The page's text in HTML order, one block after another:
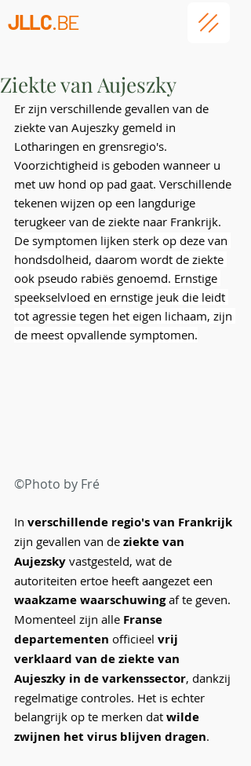
JLLC.BE
Ziekte van Aujeszky
Er zijn verschillende gevallen van de
ziekte van Aujeszky gemeld in
Lotharingen en grensregio's.
Voorzichtigheid is geboden wanneer u
met uw hond op pad gaat. Verschillende
tekenen wijzen op een langdurige
terugkeer van de ziekte naar Frankrijk.
De symptomen lijken sterk op deze van
hondsdolheid, daarom wordt de ziekte
ook pseudo rabiës genoemd. Ernstige
speekselvloed en ernstige jeuk die leidt
tot agressie tegen het eigen lichaam, zijn
de meest opvallende symptomen.
©Photo by Fré
In verschillende regio's van Frankrijk
zijn gevallen van de ziekte van
Aujezsky vastgesteld, wat de
autoriteiten ertoe heeft aangezet een
waakzame waarschuwing af te geven.
Momenteel zijn alle Franse
departementen officieel vrij
verklaard van de ziekte van
Aujeszky in de varkenssector, dankzij
regelmatige controles. Het is echter
belangrijk op te merken dat wilde
zwijnen het virus blijven dragen.